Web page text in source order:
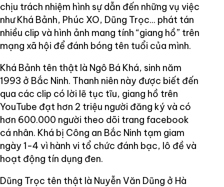
chịu trách nhiệm hình sự dẫn đến những vụ việc
như Khá Bảnh, Phúc XO, Dũng Trọc... phát tán
nhiều clip và hình ảnh mang tính “giang hồ” trên
mạng xã hội để đánh bóng tên tuổi của mình.
Khá Bảnh tên thật là Ngô Bá Khá, sinh năm
1993 ở Bắc Ninh. Thanh niên này được biết đến
qua các clip có lời lẽ tục tĩu, giang hồ trên
YouTube đạt hơn 2 triệu người đăng ký và có
hơn 600.000 người theo dõi trang facebook
cá nhân. Khá bị Công an Bắc Ninh tạm giam
ngày 1-4 vì hành vi tổ chức đánh bạc, lô đề và
hoạt động tín dụng đen.
Dũng Trọc tên thật là Nuyễn Văn Dũng ở Hà